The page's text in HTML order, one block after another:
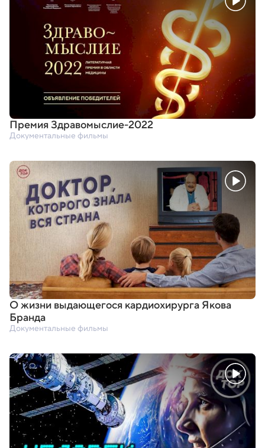
Премия Здравомыслие-2022
Документальные фильмы
О жизни выдающегося кардиохирурга Якова
Бранда
Документальные фильмы